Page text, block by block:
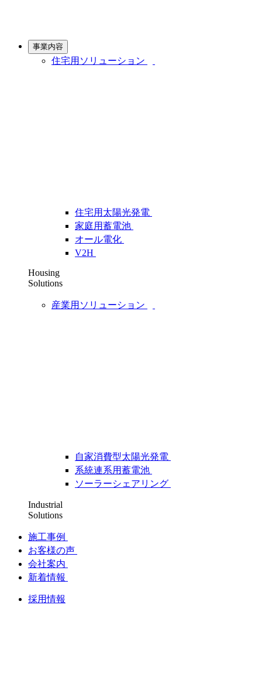
事業内容
住宅用ソリューション
住宅用太陽光発電
家庭用蓄電池
オール電化
V2H
Housing
Solutions
産業用ソリューション
自家消費型太陽光発電
系統連系用蓄電池
ソーラーシェアリング
Industrial
Solutions
施工事例
お客様の声
会社案内
新着情報
採用情報